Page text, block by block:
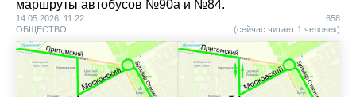
маршруты автобусов №90а и №84.
14.05.2026 11:22
ОБЩЕСТВО
658
(сейчас читает 1 человек)